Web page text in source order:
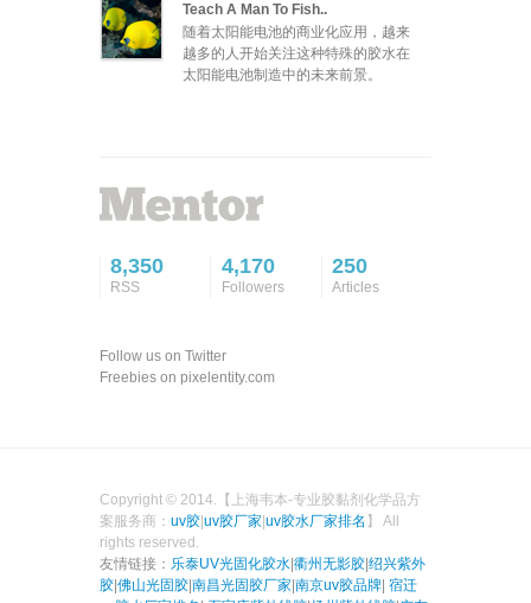
Teach A Man To Fish..
随着太阳能电池的商业化应用，越来
越多的人开始关注这种特殊的胶水在
太阳能电池制造中的未来前景。
8,350
RSS
4,170
Followers
250
Articles
Follow us on Twitter
Freebies on pixelentity.com
Copyright © 2014.【上海韦本-专业胶黏剂化学品方
案服务商： uv胶 uv胶厂家 uv胶水厂家排名 】 All
rights reserved.
友情链接： 乐泰UV光固化胶水 衢州无影胶 绍兴紫外
胶 佛山光固胶 南昌光固胶厂家 南京uv胶品牌 宿迁